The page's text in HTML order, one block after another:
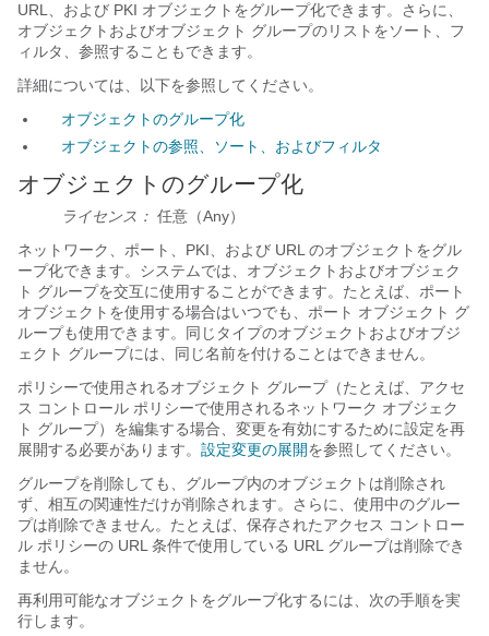
URL、および PKI オブジェクトをグループ化できます。さらに、
オブジェクトおよびオブジェクト グループのリストをソート、フ
ィルタ、参照することもできます。
詳細については、以下を参照してください。
オブジェクトのグループ化
オブジェクトの参照、ソート、およびフィルタ
オブジェクトのグループ化
ライセンス： 任意（Any）
ネットワーク、ポート、PKI、および URL のオブジェクトをグル
ープ化できます。システムでは、オブジェクトおよびオブジェク
ト グループを交互に使用することができます。たとえば、ポート
オブジェクトを使用する場合はいつでも、ポート オブジェクト グ
ループも使用できます。同じタイプのオブジェクトおよびオブジ
ェクト グループには、同じ名前を付けることはできません。
ポリシーで使用されるオブジェクト グループ（たとえば、アクセ
ス コントロール ポリシーで使用されるネットワーク オブジェク
ト グループ）を編集する場合、変更を有効にするために設定を再
展開する必要があります。 設定変更の展開を参照してください。
グループを削除しても、グループ内のオブジェクトは削除され
ず、相互の関連性だけが削除されます。さらに、使用中のグルー
プは削除できません。たとえば、保存されたアクセス コントロー
ル ポリシーの URL 条件で使用している URL グループは削除でき
ません。
再利用可能なオブジェクトをグループ化するには、次の手順を実
行します。